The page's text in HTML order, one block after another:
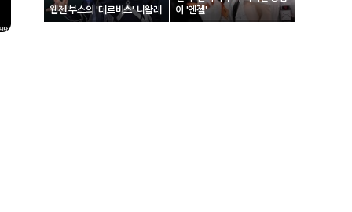
웹젠 부스의 '테르비스' 니왈레
이 '엔젤'